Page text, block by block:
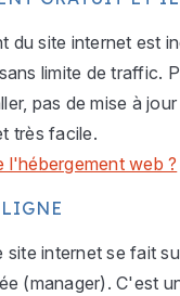
du site internet est
limite de traffic.
pas de mise à
très facile.
l'hébergement web ?
site internet se fait
(manager). C'est